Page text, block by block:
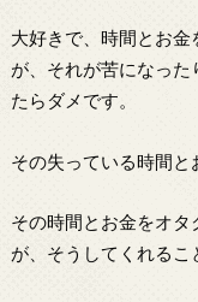
大好きで、時間とお
が、それが苦になっ
たらダメです。
その失っている時間と
その時間とお金をオ
が、そうしてくれるこ